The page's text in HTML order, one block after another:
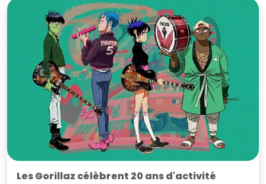
Les Gorillaz célèbrent 20 ans d'activité